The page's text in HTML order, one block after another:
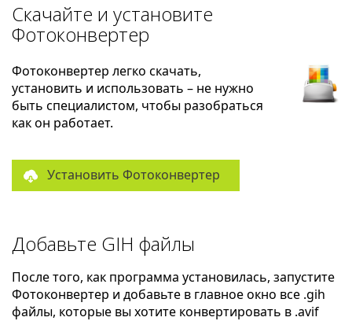
Скачайте и установите
Фотоконвертер
Фотоконвертер легко скачать,
установить и использовать – не нужно
быть специалистом, чтобы разобраться
как он работает.
Установить Фотоконвертер
Добавьте GIH файлы
После того, как программа установилась, запустите
Фотоконвертер и добавьте в главное окно все .gih
файлы, которые вы хотите конвертировать в .avif